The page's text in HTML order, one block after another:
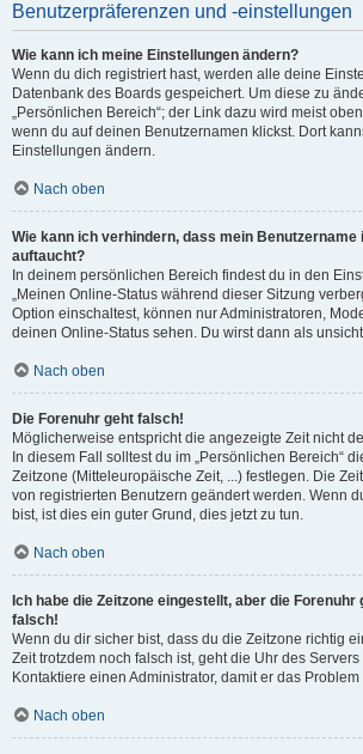
Benutzerpräferenzen und -einstellungen
Wie kann ich meine Einstellungen ändern?
Wenn du dich registriert hast, werden alle deine
Datenbank des Boards gespeichert. Um diese zu
„Persönlichen Bereich“; der Link dazu wird meist
wenn du auf deinen Benutzernamen klickst. Dort
Einstellungen ändern.
Nach oben
Wie kann ich verhindern, dass mein Benutzername
auftaucht?
In deinem persönlichen Bereich findest du in den
„Meinen Online-Status während dieser Sitzung
Option einschaltest, können nur Administratoren,
deinen Online-Status sehen. Du wirst dann als
Nach oben
Die Forenuhr geht falsch!
Möglicherweise entspricht die angezeigte Zeit nicht
In diesem Fall solltest du im „Persönlichen Bereich“
Zeitzone (Mitteleuropäische Zeit, ...) festlegen. Die
von registrierten Benutzern geändert werden. Wenn
bist, ist dies ein guter Grund, dies jetzt zu tun.
Nach oben
Ich habe die Zeitzone eingestellt, aber die
falsch!
Wenn du dir sicher bist, dass du die Zeitzone richtig
Zeit trotzdem noch falsch ist, geht die Uhr des
Kontaktiere einen Administrator, damit er das
Nach oben